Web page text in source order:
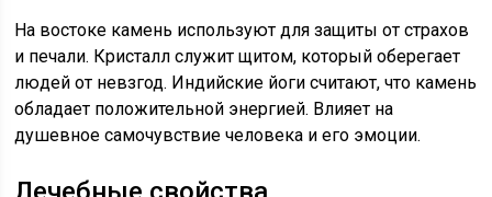
На востоке камень используют для защиты от страхов
и печали. Кристалл служит щитом, который оберегает
людей от невзгод. Индийские йоги считают, что камень
обладает положительной энергией. Влияет на
душевное самочувствие человека и его эмоции.